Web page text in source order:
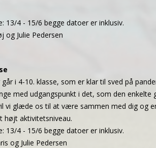
13/4 - 15/6 begge datoer er inklusiv.
og Julie Pedersen
i 4-10. klasse, som er klar til sved på
med udgangspunkt i det, som den enkelte
vi glæde os til at være sammen med dig og
højt aktivitetsniveau.
13/4 - 15/6 begge datoer er inklusiv.
og Julie Pedersen